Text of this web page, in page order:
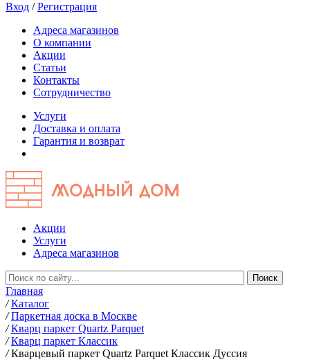
Вход /Регистрация
Адреса магазинов
О компании
Акции
Статьи
Контакты
Сотрудничество
Услуги
Доставка и оплата
Гарантия и возврат
Акции
Услуги
Адреса магазинов
Главная
/ Каталог
/ Паркетная доска в Москве
/ Кварц паркет Quartz Parquet
/ Кварц паркет Классик
/ Кварцевый паркет Quartz Parquet Классик Дуссия